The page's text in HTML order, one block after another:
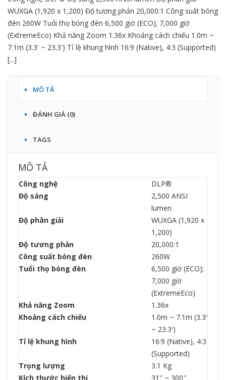
WUXGA (1,920 x 1,200) Độ tương phản 20,000:1 Công suất bóng
đèn 260W Tuổi thọ bóng đèn 6,500 giờ (ECO); 7,000 giờ
(ExtremeEco) Khả năng Zoom 1.36x Khoảng cách chiếu 1.0m ~
7.1m (3.3' ~ 23.3') Tỉ lệ khung hình 16:9 (Native), 4:3 (Supported)
[...]
MÔ TẢ
ĐÁNH GIÁ (0)
TAGS
MÔ TẢ
Công nghệ
DLP®
Độ sáng
2,500 ANSI
lumen
Độ phân giải
WUXGA (1,920 x
1,200)
Độ tương phản
20,000:1
Công suất bóng đèn
260W
Tuổi thọ bóng đèn
6,500 giờ (ECO);
7,000 giờ
(ExtremeEco)
Khả năng Zoom
1.36x
Khoảng cách chiếu
1.0m ~ 7.1m (3.3′
~ 23.3′)
Tỉ lệ khung hình
16:9 (Native), 4:3
(Supported)
Trọng lượng
3.1 Kg
Kích thước hiển thị
31″ ~ 300″